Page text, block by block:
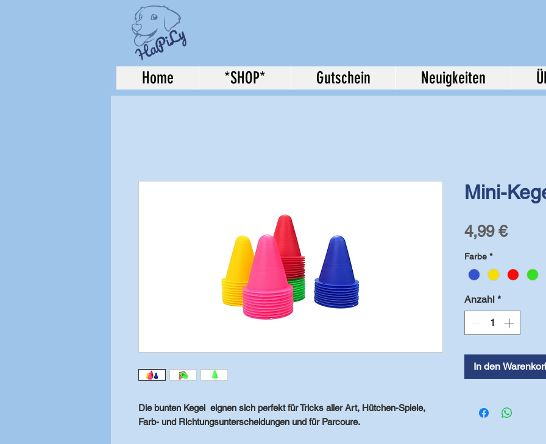
Home *SHOP* Gutschein Neuigkeiten
Die bunten Kegel eignen sich perfekt für Tricks aller Art, Hütchen-Spiele,
Farb- und Richtungsunterscheidungen und für Parcoure.
Mini-
4,99 €Preis
Farbe *
Anzahl *
In den